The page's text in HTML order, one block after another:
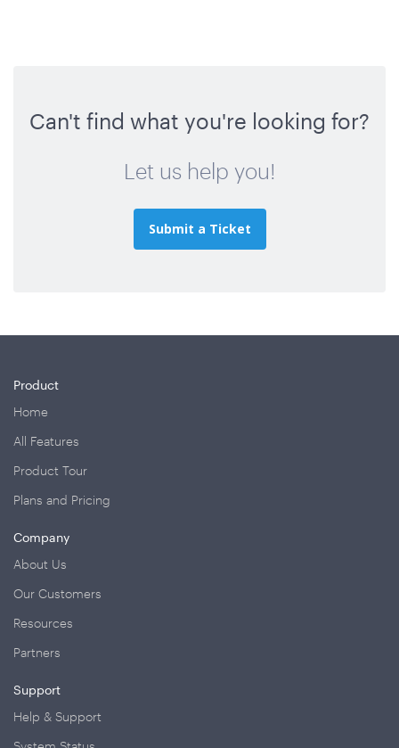
Can't find what you're looking for?
Let us help you!
Submit a Ticket
Product
Home
All Features
Product Tour
Plans and Pricing
Company
About Us
Our Customers
Resources
Partners
Support
Help & Support